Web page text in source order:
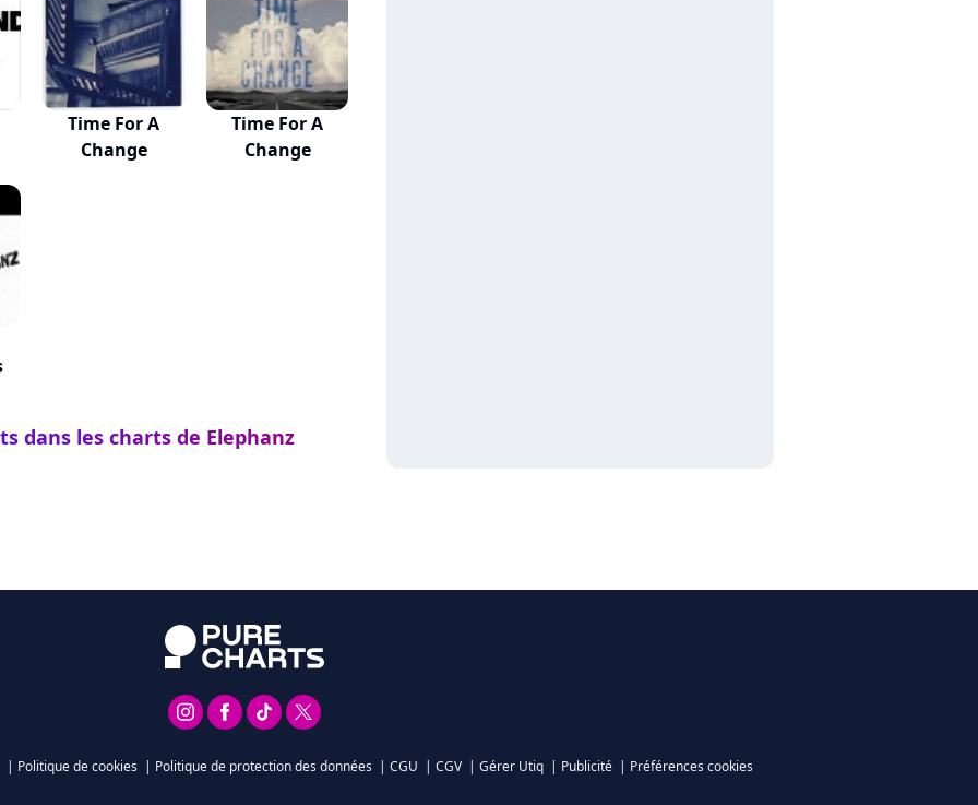
Time For A
Change
Time For A
Change
dans les charts de Elephanz
| Politique de cookies | Politique de protection des données | CGU | CGV | Gérer Utiq | Publicité | Préférences cookies